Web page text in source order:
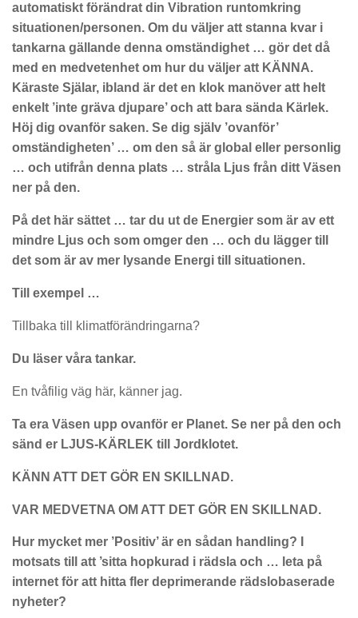
automatiskt förändrat din Vibration runtomkring
situationen/personen. Om du väljer att stanna kvar i
tankarna gällande denna omständighet … gör det då
med en medvetenhet om hur du väljer att KÄNNA.
Käraste Själar, ibland är det en klok manöver att helt
enkelt ’inte gräva djupare’ och att bara sända Kärlek.
Höj dig ovanför saken. Se dig själv ’ovanför’
omständigheten’ … om den så är global eller personlig
… och utifrån denna plats … stråla Ljus från ditt Väsen
ner på den.
På det här sättet … tar du ut de Energier som är av ett
mindre Ljus och som omger den … och du lägger till
det som är av mer lysande Energi till situationen.
Till exempel …
Tillbaka till klimatförändringarna?
Du läser våra tankar.
En tvåfilig väg här, känner jag.
Ta era Väsen upp ovanför er Planet. Se ner på den och
sänd er LJUS-KÄRLEK till Jordklotet.
KÄNN ATT DET GÖR EN SKILLNAD.
VAR MEDVETNA OM ATT DET GÖR EN SKILLNAD.
Hur mycket mer ’Positiv’ är en sådan handling? I
motsats till att ’sitta hopkurad i rädsla och … leta på
internet för att hitta fler deprimerande rädslobaserade
nyheter?